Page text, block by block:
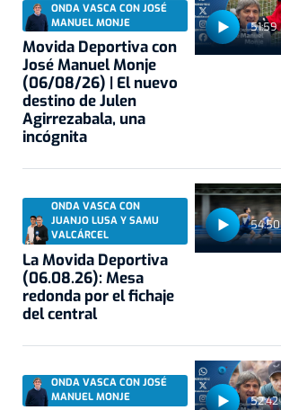
51:59
ONDA VASCA CON JOSÉ
MANUEL MONJE
Movida Deportiva con
José Manuel Monje
(06/08/26) | El nuevo
destino de Julen
Agirrezabala, una
incógnita
54:50
ONDA VASCA CON
JUANJO LUSA Y SAMU
VALCÁRCEL
La Movida Deportiva
(06.08.26): Mesa
redonda por el fichaje
del central
52:42
ONDA VASCA CON JOSÉ
MANUEL MONJE